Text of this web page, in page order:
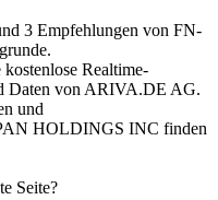
3 Empfehlungen von FN-
Realtime-
Daten von ARIVA.DE AG.
und
HOLDINGS INC finden
Seite?